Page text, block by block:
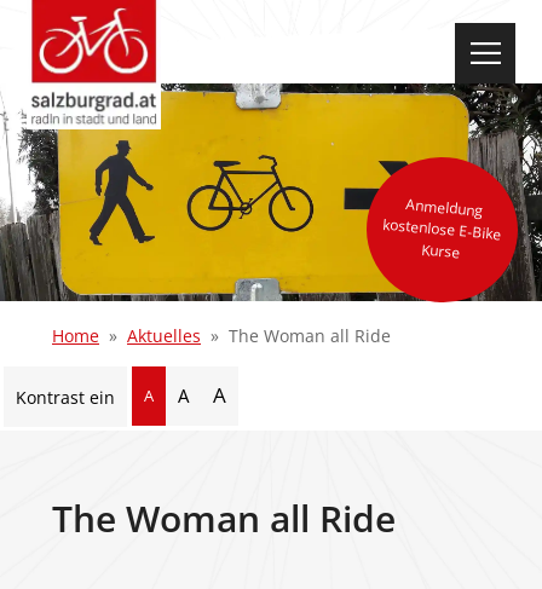
Anmeldung
kostenlose E-Bike
Kurse
Home Aktuelles The Woman all Ride
Kontrast ein A A A
The Woman all Ride